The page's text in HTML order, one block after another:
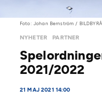
Foto: Johan Bernström /
NYHETER PARTNER
2021/2022
21 MAJ 2021 14:00